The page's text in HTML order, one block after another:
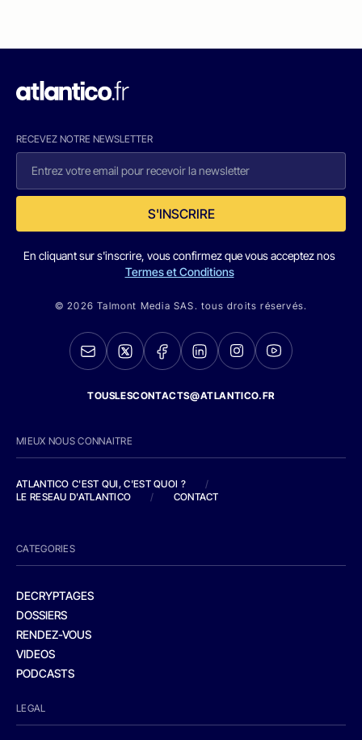
RECEVEZ NOTRE NEWSLETTER
S'INSCRIRE
En cliquant sur s'inscrire, vous confirmez que vous acceptez nos
Termes et Conditions
© 2026 Talmont Media SAS. tous droits réservés.
TOUSLESCONTACTS@ATLANTICO.FR
MIEUX NOUS CONNAITRE
ATLANTICO C'EST QUI, C'EST QUOI ?
/
LE RESEAU D'ATLANTICO
/ CONTACT
CATEGORIES
DECRYPTAGES
DOSSIERS
RENDEZ-VOUS
VIDEOS
PODCASTS
LEGAL